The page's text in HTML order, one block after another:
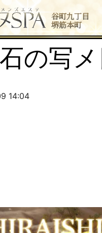
谷町九丁目
堺筋本町
の写
14:04